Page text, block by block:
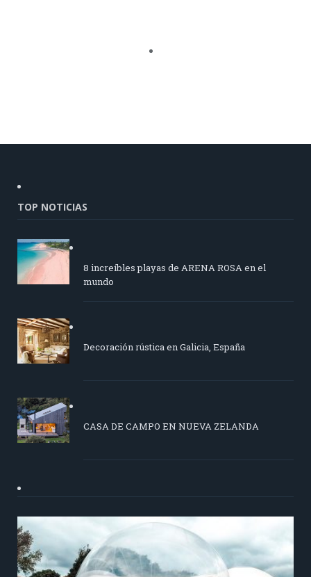
TOP NOTICIAS
8 increíbles playas de ARENA ROSA en el
mundo
Decoración rústica en Galicia, España
CASA DE CAMPO EN NUEVA ZELANDA